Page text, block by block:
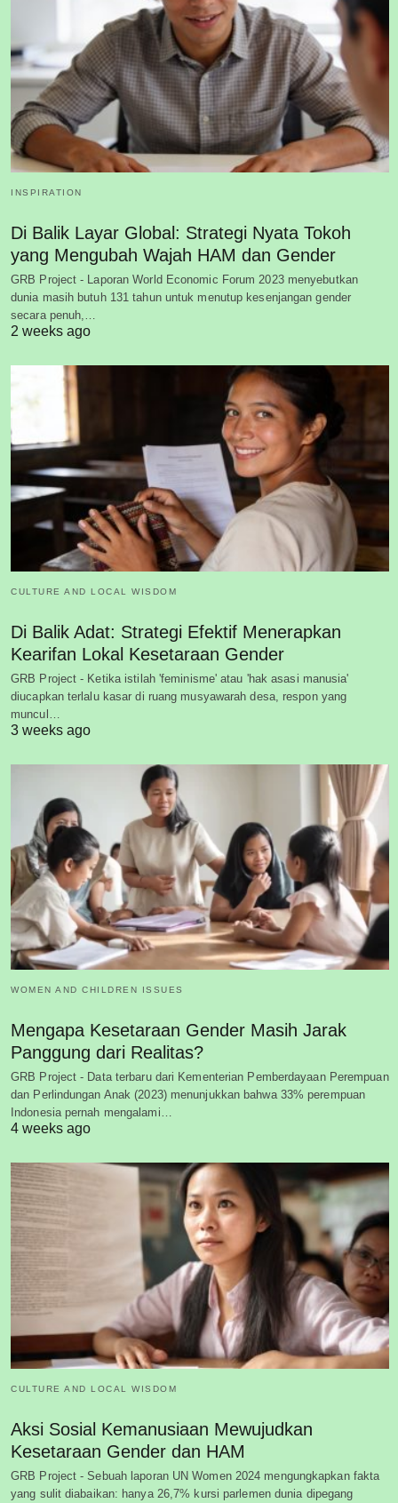
INSPIRATION
Di Balik Layar Global: Strategi Nyata Tokoh
yang Mengubah Wajah HAM dan Gender
GRB Project - Laporan World Economic Forum 2023 menyebutkan
dunia masih butuh 131 tahun untuk menutup kesenjangan gender
secara penuh,…
2 weeks ago
CULTURE AND LOCAL WISDOM
Di Balik Adat: Strategi Efektif Menerapkan
Kearifan Lokal Kesetaraan Gender
GRB Project - Ketika istilah 'feminisme' atau 'hak asasi manusia'
diucapkan terlalu kasar di ruang musyawarah desa, respon yang
muncul…
3 weeks ago
WOMEN AND CHILDREN ISSUES
Mengapa Kesetaraan Gender Masih Jarak
Panggung dari Realitas?
GRB Project - Data terbaru dari Kementerian Pemberdayaan Perempuan
dan Perlindungan Anak (2023) menunjukkan bahwa 33% perempuan
Indonesia pernah mengalami…
4 weeks ago
CULTURE AND LOCAL WISDOM
Aksi Sosial Kemanusiaan Mewujudkan
Kesetaraan Gender dan HAM
GRB Project - Sebuah laporan UN Women 2024 mengungkapkan fakta
yang sulit diabaikan: hanya 26,7% kursi parlemen dunia dipegang